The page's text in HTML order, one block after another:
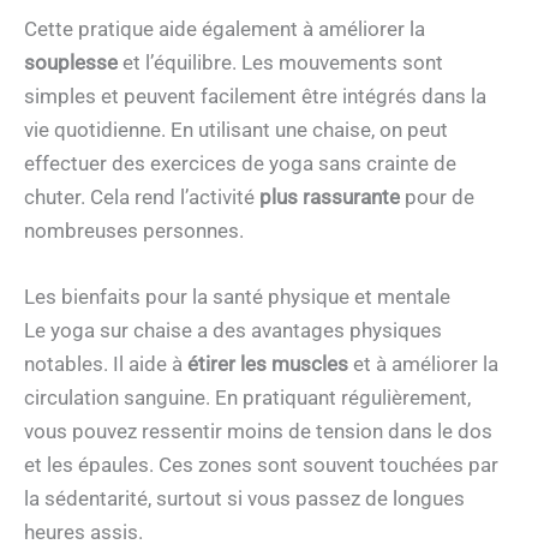
Cette pratique aide également à améliorer la
souplesse et l’équilibre. Les mouvements sont
simples et peuvent facilement être intégrés dans la
vie quotidienne. En utilisant une chaise, on peut
effectuer des exercices de yoga sans crainte de
chuter. Cela rend l’activité plus rassurante pour de
nombreuses personnes.
Les bienfaits pour la santé physique et mentale
Le yoga sur chaise a des avantages physiques
notables. Il aide à étirer les muscles et à améliorer la
circulation sanguine. En pratiquant régulièrement,
vous pouvez ressentir moins de tension dans le dos
et les épaules. Ces zones sont souvent touchées par
la sédentarité, surtout si vous passez de longues
heures assis.